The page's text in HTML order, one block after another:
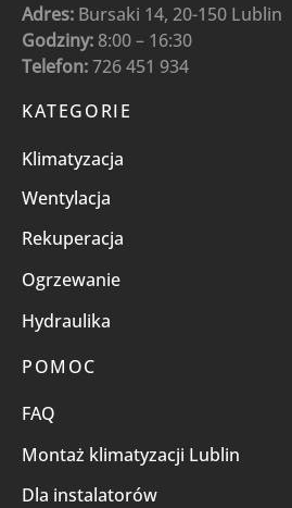
Adres: Bursaki 14, 20-150 Lublin
Godziny: 8:00 – 16:30
Telefon:726 451 934
KATEGORIE
Klimatyzacja
Wentylacja
Rekuperacja
Ogrzewanie
Hydraulika
POMOC
FAQ
Montaż klimatyzacji Lublin
Dla instalatorów